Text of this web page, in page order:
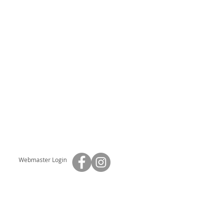
Webmaster Login